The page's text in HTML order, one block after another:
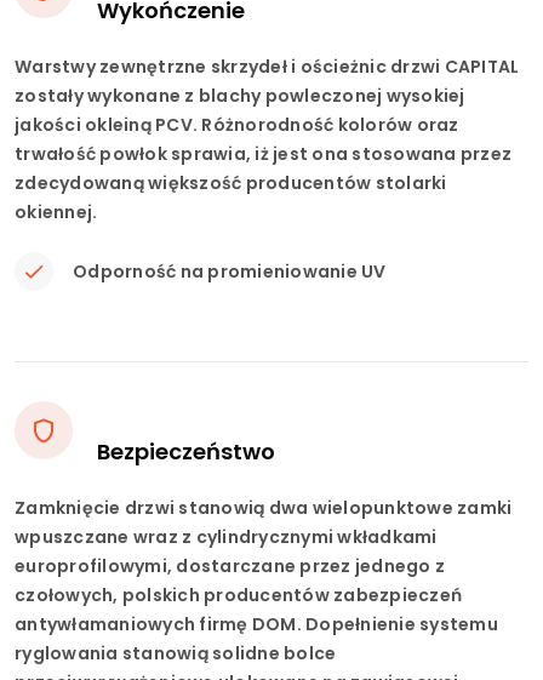
Wykończenie
Warstwy zewnętrzne skrzydeł i ościeżnic drzwi CAPITAL
zostały wykonane z blachy powleczonej wysokiej
jakości okleiną PCV. Różnorodność kolorów oraz
trwałość powłok sprawia, iż jest ona stosowana przez
zdecydowaną większość producentów stolarki
okiennej.
Odporność na promieniowanie UV
Bezpieczeństwo
Zamknięcie drzwi stanowią dwa wielopunktowe zamki
wpuszczane wraz z cylindrycznymi wkładkami
europrofilowymi, dostarczane przez jednego z
czołowych, polskich producentów zabezpieczeń
antywłamaniowych firmę DOM. Dopełnienie systemu
ryglowania stanowią solidne bolce